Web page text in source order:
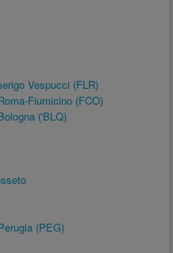
Vespucci (FLR)
Fiumicino (FCO)
('BLQ)
(PEG)